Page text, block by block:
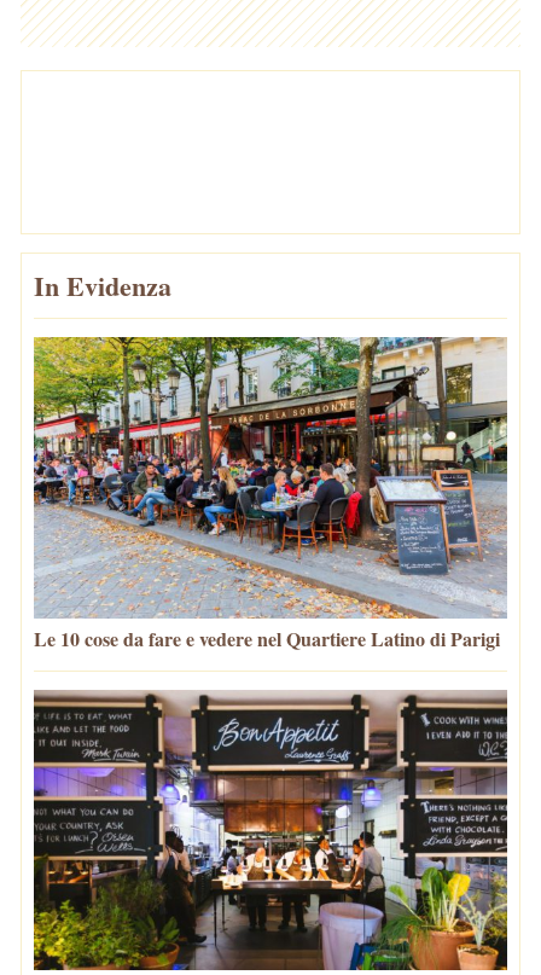
In Evidenza
Le 10 cose da fare e vedere nel Quartiere Latino di Parigi